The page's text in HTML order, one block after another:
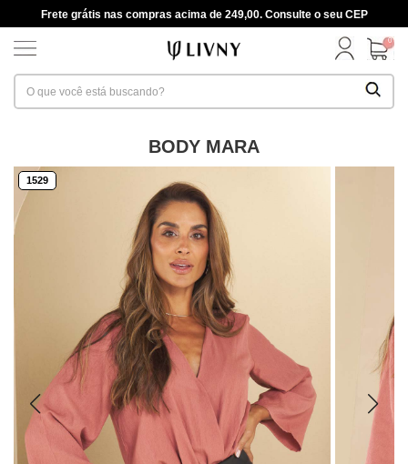
Frete grátis nas compras acima de 249,00. Consulte o seu CEP
0
BODY MARA
1529